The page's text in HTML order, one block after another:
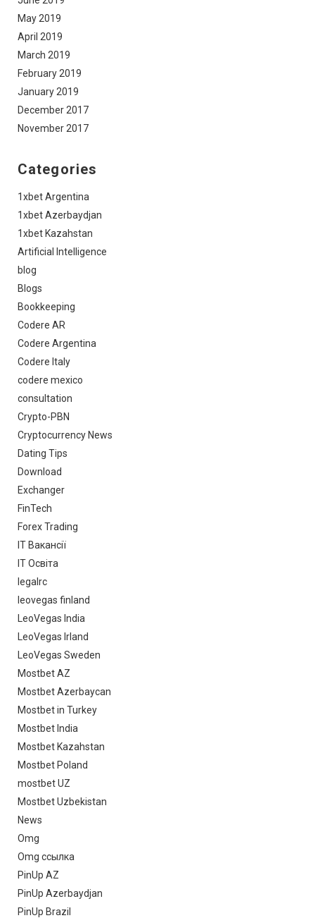
May 2019
April 2019
March 2019
February 2019
January 2019
December 2017
November 2017
Categories
1xbet Argentina
1xbet Azerbaydjan
1xbet Kazahstan
Artificial Intelligence
blog
Blogs
Bookkeeping
Codere AR
Codere Argentina
Codere Italy
codere mexico
consultation
Crypto-PBN
Cryptocurrency News
Dating Tips
Download
Exchanger
FinTech
Forex Trading
IT Вакансії
IT Освіта
legalrc
leovegas finland
LeoVegas India
LeoVegas Irland
LeoVegas Sweden
Mostbet AZ
Mostbet Azerbaycan
Mostbet in Turkey
Mostbet India
Mostbet Kazahstan
Mostbet Poland
mostbet UZ
Mostbet Uzbekistan
News
Omg
Omg ссылка
PinUp AZ
PinUp Azerbaydjan
PinUp Brazil